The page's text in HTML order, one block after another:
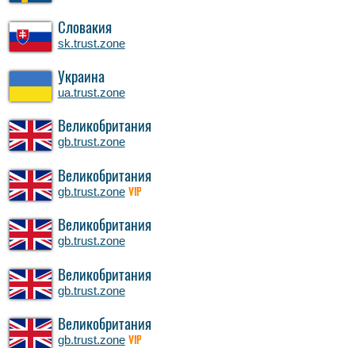
Словакия
sk.trust.zone
Украина
ua.trust.zone
Великобритания
gb.trust.zone
Великобритания
gb.trust.zone VIP
Великобритания
gb.trust.zone
Великобритания
gb.trust.zone
Великобритания
gb.trust.zone VIP